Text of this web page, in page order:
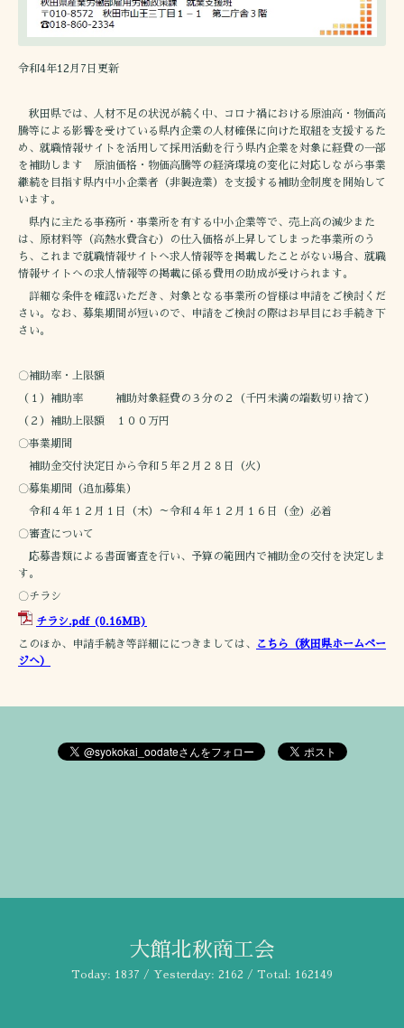
令和4年12月7日更新
秋田県では、人材不足の状況が続く中、コロナ禍における原油高・物価高
騰等による影響を受けている県内企業の人材確保に向けた取組を支援するた
め、就職情報サイトを活用して採用活動を行う県内企業を対象に経費の一部
を補助します 原油価格・物価高騰等の経済環境の変化に対応しながら事業
継続を目指す県内中小企業者（非製造業）を支援する補助金制度を開始して
います。
県内に主たる事務所・事業所を有する中小企業等で、売上高の減少また
は、原材料等（高熱水費含む）の仕入価格が上昇してしまった事業所のう
ち、これまで就職情報サイトへ求人情報等を掲載したことがない場合、就職
情報サイトへの求人情報等の掲載に係る費用の助成が受けられます。
詳細な条件を確認いただき、対象となる事業所の皆様は申請をご検討くだ
さい。なお、募集期間が短いので、申請をご検討の際はお早目にお手続き下
さい。
〇補助率・上限額
（１）補助率 補助対象経費の３分の２（千円未満の端数切り捨て）
（２）補助上限額 １００万円
〇事業期間
補助金交付決定日から令和５年２月２８日（火）
〇募集期間（追加募集）
令和４年１２月１日（木）～令和４年１２月１６日（金）必着
〇審査について
応募書類による書面審査を行い、予算の範囲内で補助金の交付を決定しま
す。
〇チラシ
チラシ.pdf(0.16MB)
このほか、申請手続き等詳細ににつきましては、
こちら（秋田県ホームペー
ジへ）
大館北秋商工会
Today: 1837 / Yesterday: 2162 / Total: 162149